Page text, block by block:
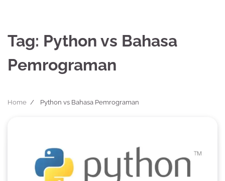
Tag: Python vs Bahasa
Pemrograman
Home Python vs Bahasa Pemrograman